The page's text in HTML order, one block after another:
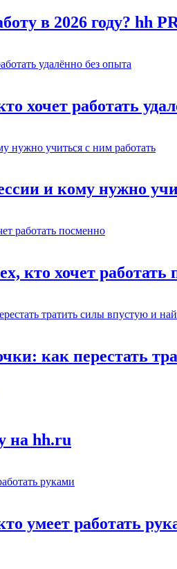
в 2026 году? hh
хочет работать
и кому нужно
кто хочет работать
как перестать
на hh.ru
умеет работать